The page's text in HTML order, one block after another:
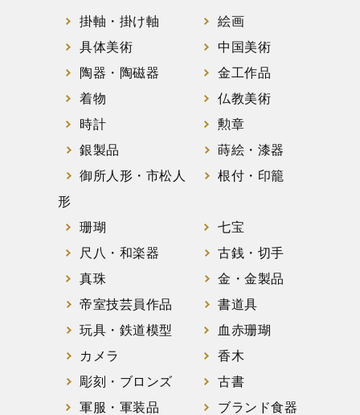
掛軸・掛け軸
絵画
具体美術
中国美術
陶器・陶磁器
金工作品
着物
仏教美術
時計
勲章
銀製品
蒔絵・漆器
御所人形・市松人
形
根付・印籠
珊瑚
七宝
尺八・和楽器
古銭・切手
真珠
金・金製品
帝室技芸員作品
書道具
玩具・鉄道模型
血赤珊瑚
カメラ
香木
彫刻・ブロンズ
古書
軍服・軍装品
ブランド食器